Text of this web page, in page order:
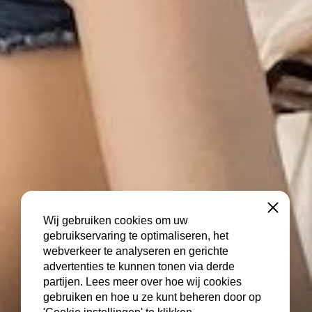
Wij gebruiken cookies om uw
gebruikservaring te optimaliseren, het
webverkeer te analyseren en gerichte
advertenties te kunnen tonen via derde
partijen. Lees meer over hoe wij cookies
gebruiken en hoe u ze kunt beheren door op
Sluiten